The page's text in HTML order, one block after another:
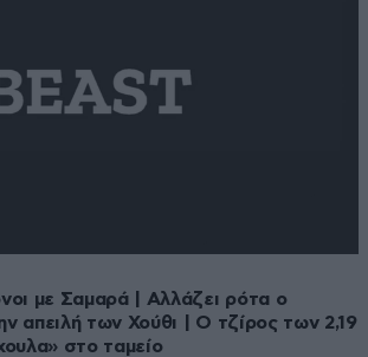
με Σαμαρά | Αλλάζει ρότα ο
απειλή των Χούθι | Ο τζίρος των 2,19
στο ταμείο